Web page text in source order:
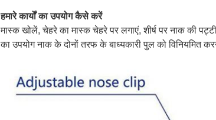
हमारे कार्यों का उपयोग कैसे करें
मास्क खोलें, चेहरे का मास्क चेहरे पर लगाएं, शीर्ष पर नाक की
का उपयोग नाक के दोनों तरफ के बाध्यकारी पुल को विनियमित